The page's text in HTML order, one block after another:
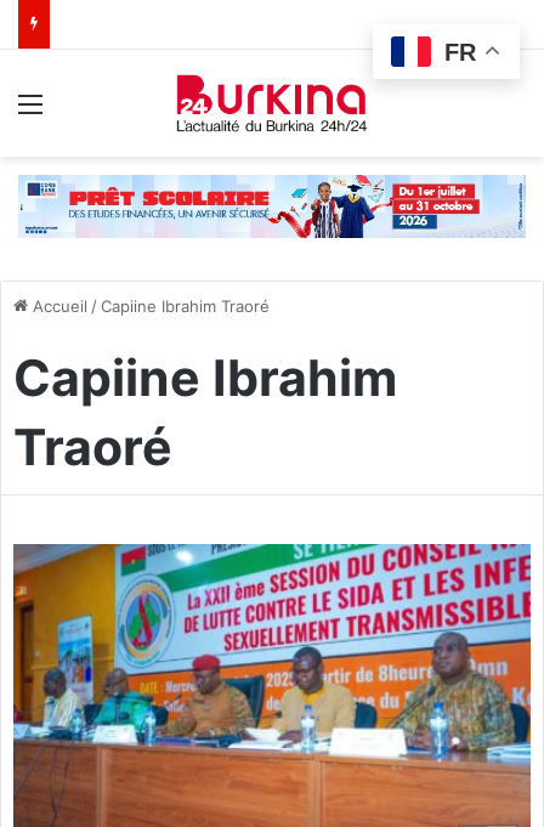
Accueil /Capiine Ibrahim Traoré
Capiine Ibrahim
Traoré
FR